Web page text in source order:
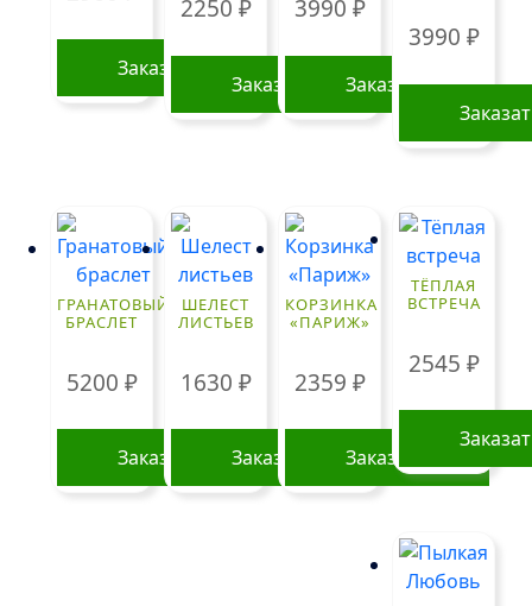
Заказать
2250 ₽
Заказать
3990 ₽
Заказать
3990 ₽
ГРАНАТОВЫЙ
БРАСЛЕТ
5200 ₽
Заказать
ШЕЛЕСТ
ЛИСТЬЕВ
1630 ₽
Заказать
КОРЗИНКА
«ПАРИЖ»
2359 ₽
Заказать
ТЁПЛАЯ
ВСТРЕЧА
2545 ₽